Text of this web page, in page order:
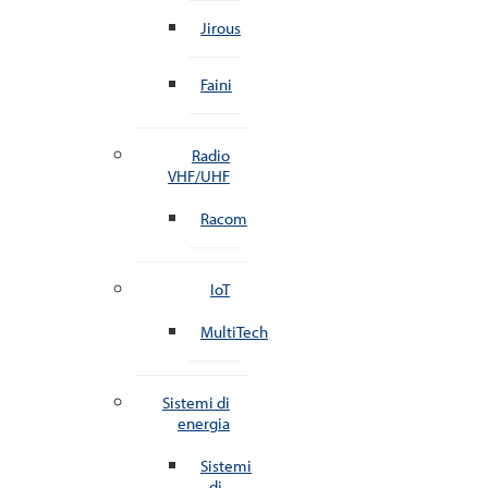
Jirous
Faini
Radio
VHF/UHF
Racom
IoT
MultiTech
Sistemi di
energia
Sistemi